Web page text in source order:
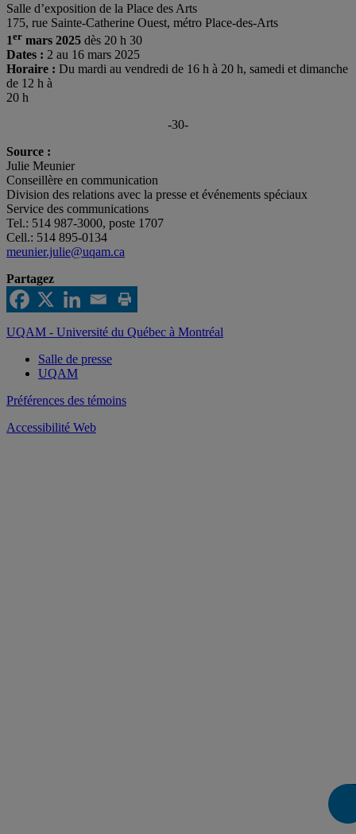
Salle d’exposition de la Place des Arts
175, rue Sainte-Catherine Ouest, métro Place-des-Arts
1er mars 2025 dès 20 h 30
Dates : 2 au 16 mars 2025
Horaire : Du mardi au vendredi de 16 h à 20 h, samedi et dimanche
de 12 h à
20 h
-30-
Source :
Julie Meunier
Conseillère en communication
Division des relations avec la presse et événements spéciaux
Service des communications
Tel.: 514 987-3000, poste 1707
Cell.: 514 895-0134
meunier.julie@uqam.ca
Partagez
UQAM - Université du Québec à Montréal
Salle de presse
UQAM
Préférences des témoins
Accessibilité Web